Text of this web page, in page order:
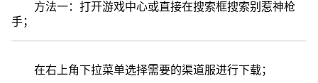
方法一：打开游戏中心或直接在搜索框搜索别惹神枪
手；
在右上角下拉菜单选择需要的渠道服进行下载；